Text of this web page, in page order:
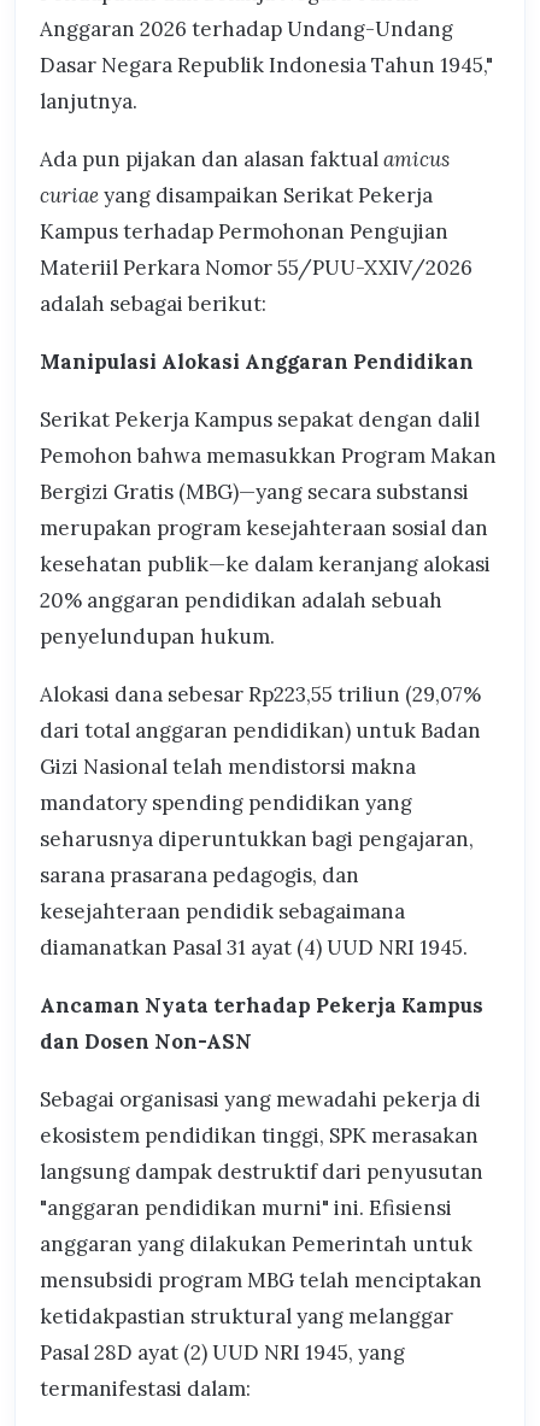
Anggaran 2026 terhadap Undang-Undang
Dasar Negara Republik Indonesia Tahun 1945,"
lanjutnya.
Ada pun pijakan dan alasan faktualamicus
curiaeyang disampaikan Serikat Pekerja
Kampus terhadap Permohonan Pengujian
Materiil Perkara Nomor 55/PUU-XXIV/2026
adalah sebagai berikut:
Manipulasi Alokasi Anggaran Pendidikan
Serikat Pekerja Kampus sepakat dengan dalil
Pemohon bahwa memasukkan Program Makan
Bergizi Gratis (MBG)—yang secara substansi
merupakan program kesejahteraan sosial dan
kesehatan publik—ke dalam keranjang alokasi
20% anggaran pendidikan adalah sebuah
penyelundupan hukum.
Alokasi dana sebesar Rp223,55 triliun (29,07%
dari total anggaran pendidikan) untuk Badan
Gizi Nasional telah mendistorsi makna
mandatory spending pendidikan yang
seharusnya diperuntukkan bagi pengajaran,
sarana prasarana pedagogis, dan
kesejahteraan pendidik sebagaimana
diamanatkan Pasal 31 ayat (4) UUD NRI 1945.
Ancaman Nyata terhadap Pekerja Kampus
dan Dosen Non-ASN
Sebagai organisasi yang mewadahi pekerja di
ekosistem pendidikan tinggi, SPK merasakan
langsung dampak destruktif dari penyusutan
"anggaran pendidikan murni" ini. Efisiensi
anggaran yang dilakukan Pemerintah untuk
mensubsidi program MBG telah menciptakan
ketidakpastian struktural yang melanggar
Pasal 28D ayat (2) UUD NRI 1945, yang
termanifestasi dalam: